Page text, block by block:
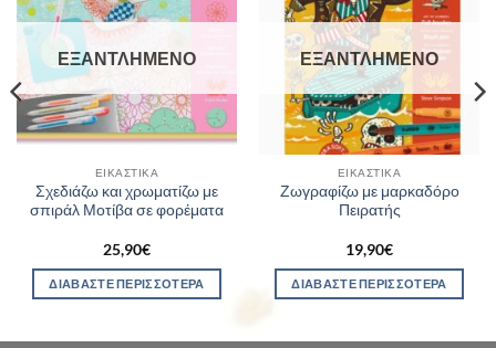
ΕΞΑΝΤΛΗΜΈΝΟ
ΕΙΚΑΣΤΙΚΆ
Σχεδιάζω και χρωματίζω με
σπιράλ Μοτίβα σε φορέματα
25,90€
ΔΙΑΒΆΣΤΕ ΠΕΡΙΣΣΌΤΕΡΑ
ΕΞΑΝΤΛΗΜΈΝΟ
ΕΙΚΑΣΤΙΚΆ
Ζωγραφίζω με μαρκαδόρο
Πειρατής
19,90€
ΔΙΑΒΆΣΤΕ ΠΕΡΙΣΣΌΤΕΡΑ